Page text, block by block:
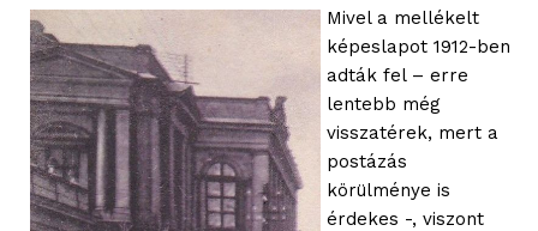
Mivel a mellékelt
képeslapot 1912-ben
adták fel – erre
lentebb még
visszatérek, mert a
postázás
körülménye is
érdekes -, viszont